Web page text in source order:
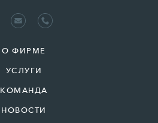
О ФИРМЕ
УСЛУГИ
КОМАНДА
НОВОСТИ